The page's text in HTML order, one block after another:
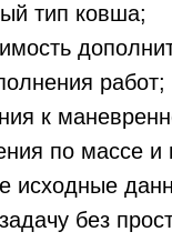
тип ковша;
работ;
к
по массе и
исходные
без